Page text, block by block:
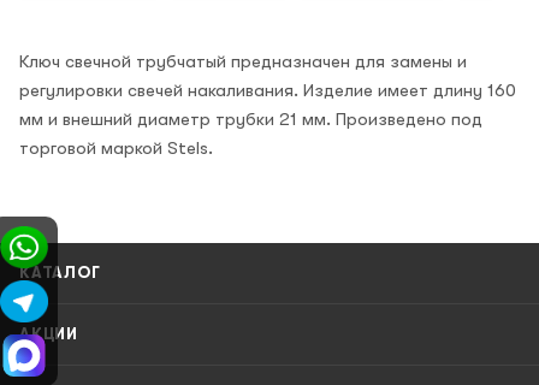
Ключ свечной трубчатый предназначен для замены и
регулировки свечей накаливания. Изделие имеет длину 160
мм и внешний диаметр трубки 21 мм. Произведено под
торговой маркой Stels.
КАТАЛОГ
АКЦИИ